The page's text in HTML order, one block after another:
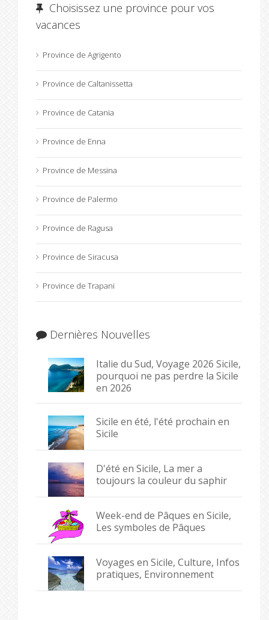
Choisissez une province pour vos
vacances
Province de Agrigento
Province de Caltanissetta
Province de Catania
Province de Enna
Province de Messina
Province de Palermo
Province de Ragusa
Province de Siracusa
Province de Trapani
Dernières Nouvelles
Italie du Sud, Voyage 2026 Sicile,
pourquoi ne pas perdre la Sicile
en 2026
Sicile en été, l'été prochain en
Sicile
D'été en Sicile, La mer a
toujours la couleur du saphir
Week-end de Pâques en Sicile,
Les symboles de Pâques
Voyages en Sicile, Culture, Infos
pratiques, Environnement